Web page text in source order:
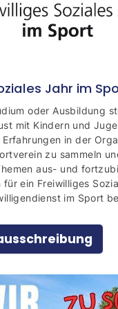
Jahr im
oder Ausbildung
mit Kindern und
in der
zu sammeln
aus- und
für ein Freiwilliges
im Sport